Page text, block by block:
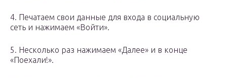
4. Печатаем свои данные для входа в социальную
сеть и нажимаем «Войти».
5. Несколько раз нажимаем «Далее» и в конце
«Поехали!».